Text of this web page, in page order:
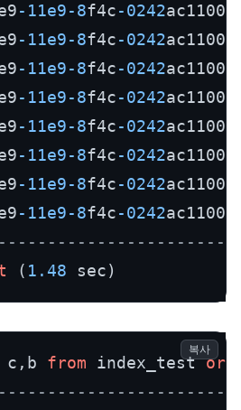
-11e9-8f4c-0242
-11e9-8f4c-0242
-11e9-8f4c-0242
-11e9-8f4c-0242
-11e9-8f4c-0242
-11e9-8f4c-0242
-11e9-8f4c-0242
-11e9-8f4c-0242
( 1.48 sec)
c,b from index_test
복사